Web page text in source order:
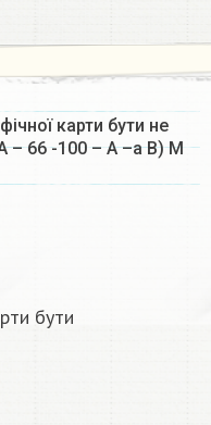
карти бути не
– 66 -100 – А –а В) М
бути